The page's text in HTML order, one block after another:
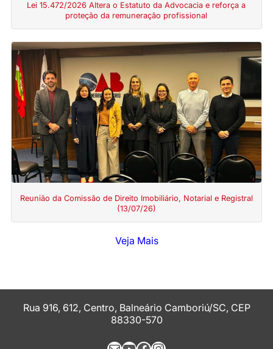
Lei 15.472/2026 Altera o Estatuto da Advocacia e reforça a
proteção da remuneração profissional
Reunião da Comissão de Direito Imobiliário, Notarial e Registral
(13/07/26)
Veja Mais
Rua 916, 612, Centro, Balneário Camboriú/SC, CEP
88330-570